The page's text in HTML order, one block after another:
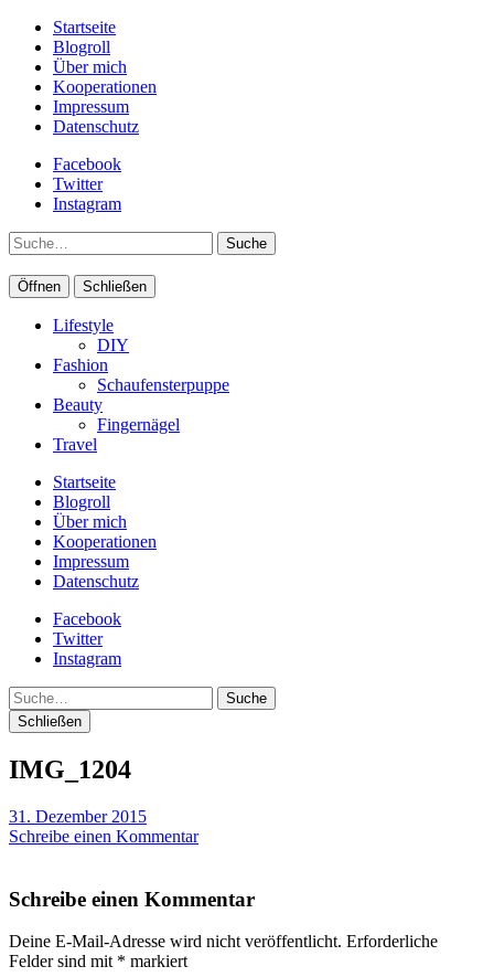
Startseite
Blogroll
Über mich
Kooperationen
Impressum
Datenschutz
Facebook
Twitter
Instagram
Suche
Öffnen Schließen
Lifestyle
DIY
Fashion
Schaufensterpuppe
Beauty
Fingernägel
Travel
Startseite
Blogroll
Über mich
Kooperationen
Impressum
Datenschutz
Facebook
Twitter
Instagram
Suche
Schließen
IMG_1204
31. Dezember 2015
Schreibe einen Kommentar
Schreibe einen Kommentar
Deine E-Mail-Adresse wird nicht veröffentlicht. Erforderliche
Felder sind mit * markiert